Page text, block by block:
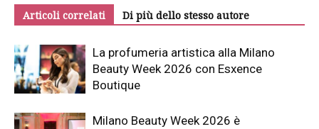
Articoli correlati Di più dello stesso autore
La profumeria artistica alla Milano
Beauty Week 2026 con Esxence
Boutique
Milano Beauty Week 2026 è